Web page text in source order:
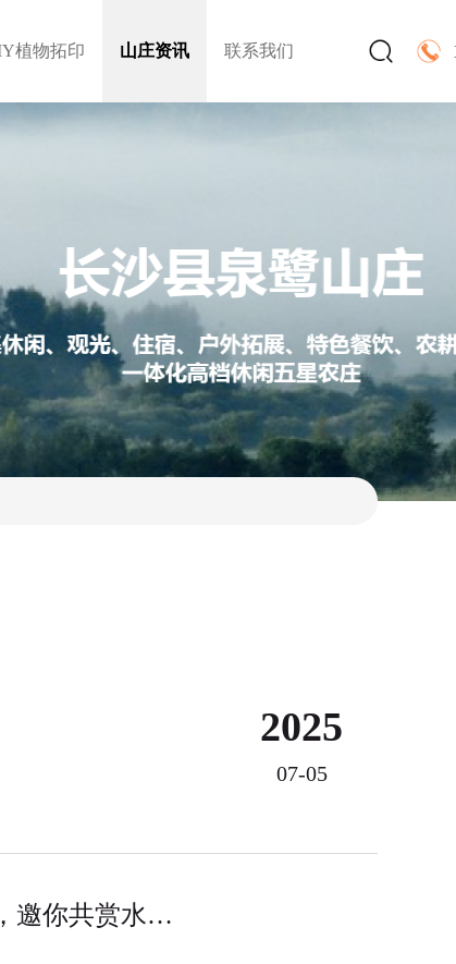
植物拓印 山庄资讯 联系我们
2025
07-05
莲蓬免费送！泉鹭山庄荷花季启幕：粉白映碧叶，邀你共赏水乡诗意！